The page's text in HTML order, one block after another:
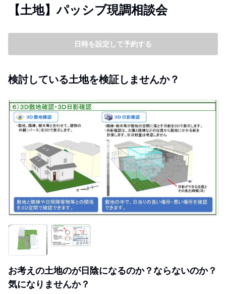
【土地】パッシブ現調相談会
日時を設定して予約する
検討している土地を検証しませんか？
お考えの土地のが日陰になるのか？ならないのか？
気になりませんか？